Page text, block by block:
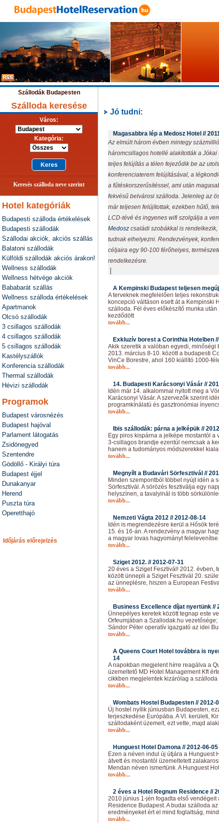
Szállodák Budapesten
Szálloda keresése
Város:
Kategória:
Keresés szálloda neve szerint
Hotel kategóriák
Budapesti szálloda értékelések
Budapesti szállodák
Szállodai akciók, akciós szállás
Balatoni szállodák
Külföldi szállodák akciós árakon!
Wellness szállodák
Wellness hétvége akciók
Bababarát szállás
Wellness szálloda értékelések
Apartmanok
Olcsó szállodák
3 csillagos szállodák
4 csillagos szállodák
5 csillagos szállodák
Kastélyszállók
Konferencia szállodák
Thermal szállodák
Hévizi szállodák
Programok
Budapest városnézés
Budapest hajóval
Parlament látogatás
Zsidónegyed
Szentendre
Gödöllő - Királyi túra
Budapest éjjel
Dunakanyar
Herend
Puszta túra
Operetthajó
Időjárás előrejelzés
Jó tudni:
Magasabbra lép a Medosz Hotel //
Az elmúlt három évben mintegy
háromcsillagos hotellé alakították a
teljes felújítás a télen fejeződik be az
konferenciaterem felújításával, a
a fűtéskorszerűsítéssel, ami után
fekvésű belvárosi szálloda. Jelenleg az
már teljesen felújítottak, ezekben hűtő,
LCD-tévé és ingyenes wifi szolgálja a
Medosz családi szobákkal is
tudnak elhelyezni. Rendezvények,
céljaira egy 90-100 férőhelyes,
rendelkezésre.
|
A Kempinski Budapest teljesen
A terveknek megfelelően teljes
koncepció váltáson esett át a Kempinski
szálloda. Fél éves előkészítő munka
kezdődött
tovább...
Exkluzív borest a Corinthia Hotelben
Akik szeretik a valóban egyedi, minőségi
2013. március 8-10. között a budapesti
VinCe Borestre, ahol 160 kiállító 1000-
tovább...
14. Budapesti Karácsonyi Vásár //
Idén már 14. alkalommal nyitott meg a
Karácsonyi Vásár. A szervezők szerint
programkínálatú és gasztronómiai
tovább...
Ibis szállodák: párna a jelképük //
Egy piros kispárna a jelképe mostantól a
3-csillagos brandje ezentúl nemcsak a
hanem a tudományos módszerekkel
tovább...
Megnyílt a Budavári Sörfesztivál //
Minden szempontból többet nyújt idén a
Sörfesztivál. A sörözés fesztiválja egy
helyszínen, a tavalyinál is több
tovább...
Nemzeti Vágta 2012 //2012-08-14
Idén is megrendezésre kerül a Hősök
15. és 16-án. A rendezvény a magyar
a magyar lovas hagyományt
tovább...
Sziget 2012. //2012-07-31
20 éves a Sziget Fesztivál! 2012. évben,
között ünnepli a Sziget Fesztivál 20.
az ünneplésre, hiszen a European
tovább...
Business Excellence díjat nyertünk //
Ünnepélyes keretek között tegnap este
Orfeumjában a Szallodak.hu
Sándor Péter operatív igazgató az idei
tovább...
A Queens Court Hotel továbbra is
14
A napokban megjelent hírre reagálva a
üzemeltető MD Hotel Management Kft
cikkben megjelentek kizárólag a
tovább...
Wombats Hostel Budapesten //2012-
Új hostel nyílik júniusban Budapesten,
terjeszkedése Európába. A VI. kerületi,
szállodaként üzemelt, ezt vette, majd
tovább...
Hunguest Hotel Damona //2012-06-05
Ezen a néven indul új útjára a Hunguest
átvett és mostantól üzemeltetett
Mendan néven ismertünk. A Hunguest
tovább...
2 éves a Hotel Regnum Residence //
2010 június 1-jén fogadta első
Residence Budapest. A budai szálloda
eredményeket ért el mind foglaltság,
tovább...